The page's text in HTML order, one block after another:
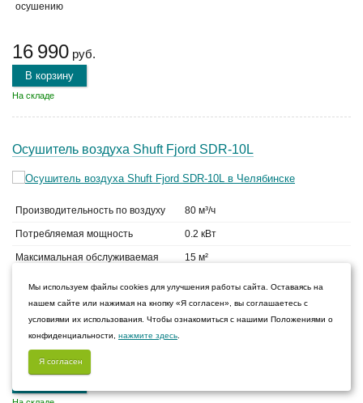
осушению
16 990 руб.
В корзину
На складе
Осушитель воздуха Shuft Fjord SDR-10L
Производительность по воздуху 80 м³/ч
Потребляемая мощность 0.2 кВт
Максимальная обслуживаемая
15 м²
Производительность по
12 590руб.
Мы используем файлы cookies для улучшения работы сайта. Оставаясь на
нашем сайте или нажимая на кнопку «Я согласен», вы соглашаетесь с
условиями их использования. Чтобы ознакомиться с нашими Положениями о
конфиденциальности, нажмите здесь
Я согласен